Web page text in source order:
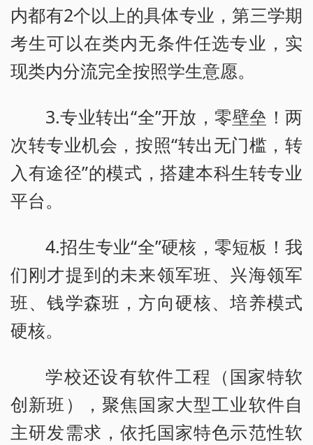
内都有2个以上的具体专业，第三学期
考生可以在类内无条件任选专业，实
现类内分流完全按照学生意愿。
3.专业转出“全”开放，零壁垒！两
次转专业机会，按照“转出无门槛，转
入有途径”的模式，搭建本科生转专业
平台。
4.招生专业“全”硬核，零短板！我
们刚才提到的未来领军班、兴海领军
班、钱学森班，方向硬核、培养模式
硬核。
学校还设有软件工程（国家特软
创新班），聚焦国家大型工业软件自
主研发需求，依托国家特色示范性软